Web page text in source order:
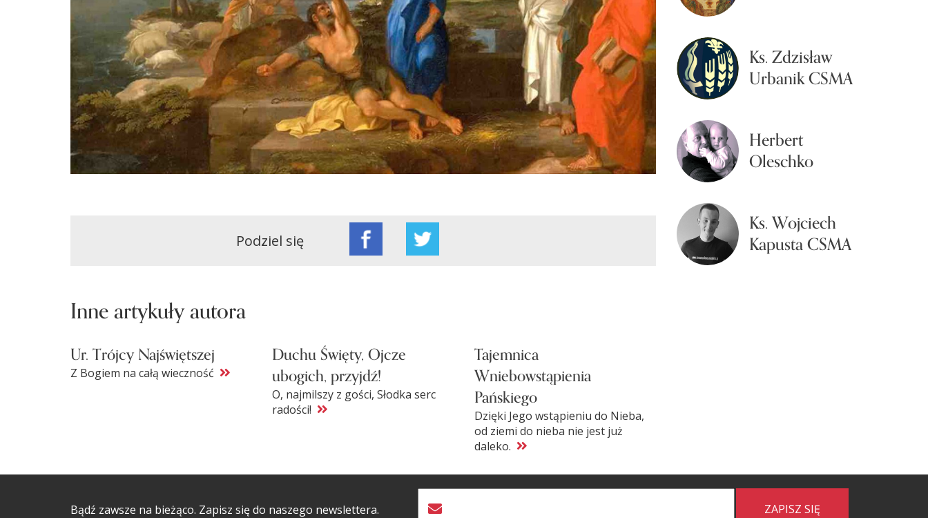
Podziel się
Ks. Zdzisław
Urbanik CSMA
Herbert
Oleschko
Ks. Wojciech
Kapusta CSMA
Inne artykuły autora
Ur. Trójcy Najświętszej
Z Bogiem na całą wieczność
Duchu Święty, Ojcze
ubogich, przyjdź!
O, najmilszy z gości, Słodka serc
radości!
Tajemnica
Wniebowstąpienia
Pańskiego
Dzięki Jego wstąpieniu do Nieba,
od ziemi do nieba nie jest już
daleko.
Bądź zawsze na bieżąco. Zapisz się do naszego newslettera. ZAPISZ SIĘ